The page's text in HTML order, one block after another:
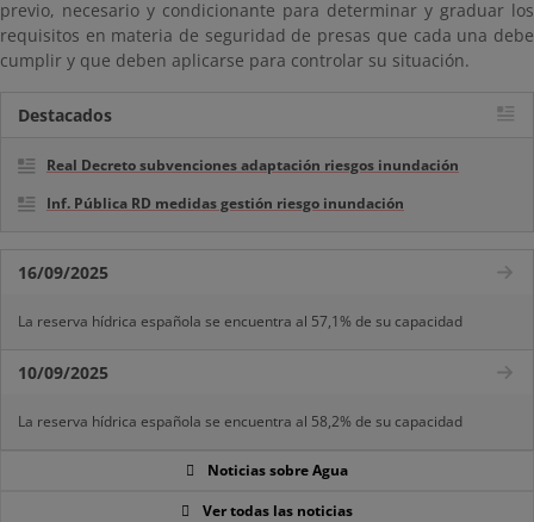
previo, necesario y condicionante para determinar y graduar los
requisitos en materia de seguridad de presas que cada una debe
cumplir y que deben aplicarse para controlar su situación.
Destacados
Real Decreto subvenciones adaptación riesgos inundación
Inf. Pública RD medidas gestión riesgo inundación
16/09/2025
La reserva hídrica española se encuentra al 57,1% de su capacidad
10/09/2025
La reserva hídrica española se encuentra al 58,2% de su capacidad
Noticias sobre Agua
Ver todas las noticias